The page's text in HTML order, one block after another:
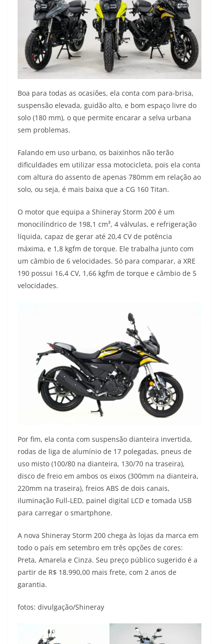
Boa para todas as ocasiões, ela conta com para-brisa,
suspensão elevada, guidão alto, e bom espaço livre do
solo (180 mm), o que permite encarar a selva urbana
sem problemas.
Falando em uso urbano, os baixinhos não terão
dificuldades em utilizar essa motocicleta, pois ela conta
com altura do assento de apenas 780mm em relação ao
solo, ou seja, é mais baixa que a CG 160 Titan.
O motor que equipa a Shineray Storm 200 é um
monocilíndrico de 198,1 cm³, 4 válvulas, e refrigeração
líquida, capaz de gerar até 20,4 CV de potência
máxima, e 1,8 kgfm de torque. Ele trabalha junto com
um câmbio de 6 velocidades. Só para comparar, a XRE
190 possui 16,4 CV, 1,66 kgfm de torque e câmbio de 5
velocidades.
Por fim, ela conta com suspensão dianteira invertida,
rodas de liga de alumínio de 17 polegadas, pneus de
uso misto (100/80 na dianteira, 130/70 na traseira),
disco de freio em ambos os eixos (300mm na dianteira,
220mm na traseira), freios ABS de dois canais,
iluminação Full-LED, painel digital LCD e tomada USB
para carregar o smartphone.
A nova Shineray Storm 200 chega às lojas da marca em
todo o país em setembro em três opções de cores:
Preta, Amarela e Cinza. Seu preço público sugerido é a
partir de R$ 18.990,00 mais frete, com 2 anos de
garantia.
fotos: divulgação/Shineray